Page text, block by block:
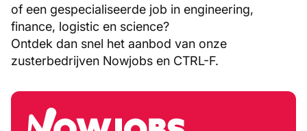
of een gespecialiseerde job in engineering,
finance, logistic en science?
Ontdek dan snel het aanbod van onze
zusterbedrijven Nowjobs en CTRL-F.